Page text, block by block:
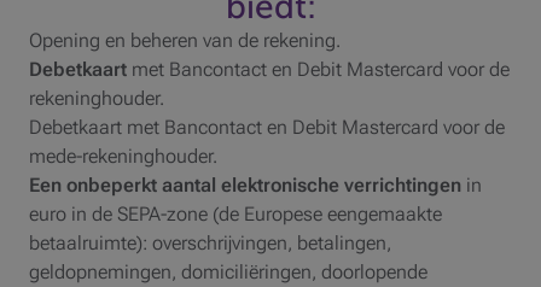
Opening en beheren van de rekening.
Debetkaart met Bancontact en Debit Mastercard voor de
rekeninghouder.
Debetkaart met Bancontact en Debit Mastercard voor de
mede-rekeninghouder.
Een onbeperkt aantal elektronische verrichtingen in
euro in de SEPA-zone (de Europese eengemaakte
betaalruimte): overschrijvingen, betalingen,
geldopnemingen, domiciliëringen, doorlopende